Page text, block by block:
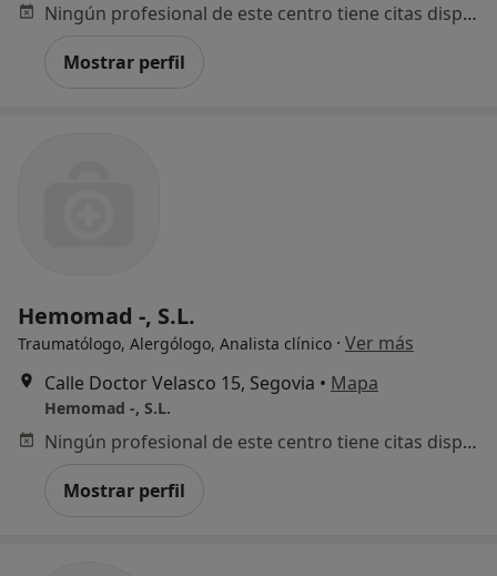
Ningún profesional de este centro tiene citas disponibles
Mostrar perfil
Hemomad -, S.L.
Traumatólogo, Alergólogo, Analista clínico · Ver más
Calle Doctor Velasco 15, Segovia • Mapa
Hemomad -, S.L.
Ningún profesional de este centro tiene citas disponibles
Mostrar perfil